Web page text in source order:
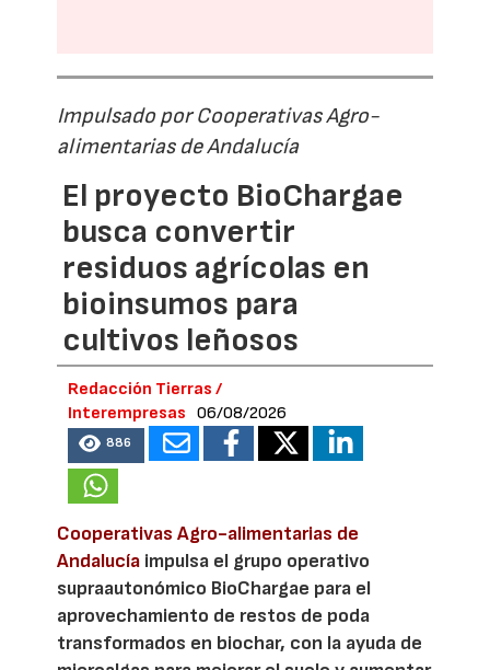
Impulsado por Cooperativas Agro-
alimentarias de Andalucía
El proyecto BioChargae
busca convertir
residuos agrícolas en
bioinsumos para
cultivos leñosos
Redacción Tierras /
Interempresas
06/08/2026
886
Cooperativas Agro-alimentarias de
Andalucía impulsa el grupo operativo
supraautonómico BioChargae para el
aprovechamiento de restos de poda
transformados en biochar, con la ayuda de